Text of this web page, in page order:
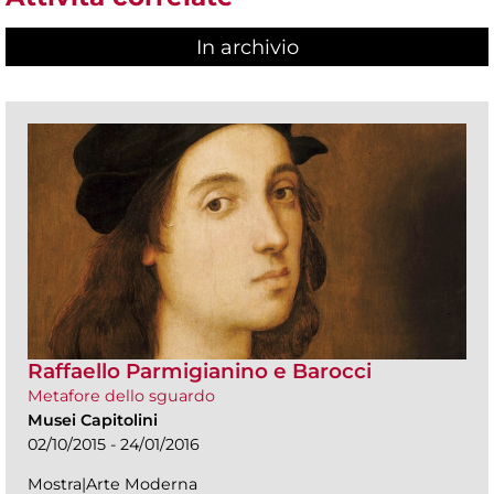
In archivio
Raffaello Parmigianino e Barocci
Metafore dello sguardo
Musei Capitolini
02/10/2015 - 24/01/2016
Mostra|Arte Moderna